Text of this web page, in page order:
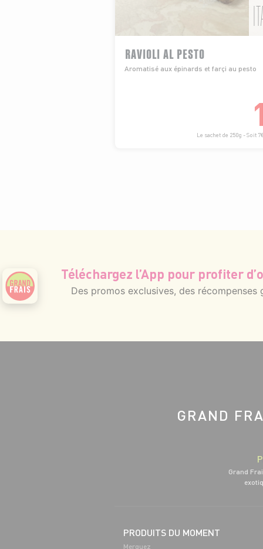
RAVIOLI AL PESTO
Aromatisé aux épinards et farçi au pesto
1
Le sachet de 250g - Soit
Téléchargez l’App pour profiter
Des promos exclusives, des
GRAND
Grand
PRODUITS DU MOMENT
Merguez